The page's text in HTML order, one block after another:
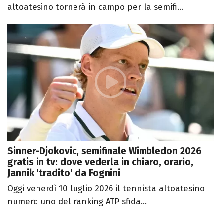
altoatesino tornerà in campo per la semifi...
Sinner-Djokovic, semifinale Wimbledon 2026
gratis in tv: dove vederla in chiaro, orario,
Jannik 'tradito' da Fognini
Oggi venerdì 10 luglio 2026 il tennista altoatesino
numero uno del ranking ATP sfida...